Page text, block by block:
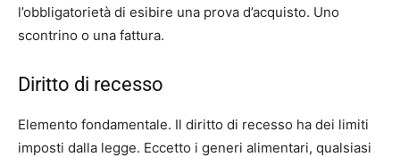
l’obbligatorietà di esibire una prova d’acquisto. Uno
scontrino o una fattura.
Diritto di recesso
Elemento fondamentale. Il diritto di recesso ha dei limiti
imposti dalla legge. Eccetto i generi alimentari, qualsiasi